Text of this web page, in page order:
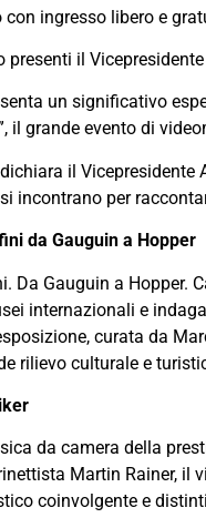
ingresso libero e
presenti il
un significativo
il grande evento di
il
incontrano per
da Gauguin a Hopper
Da Gauguin a Hopper.
internazionali e
curata da
rilievo culturale e
da camera della
Martin Rainer,
coinvolgente e